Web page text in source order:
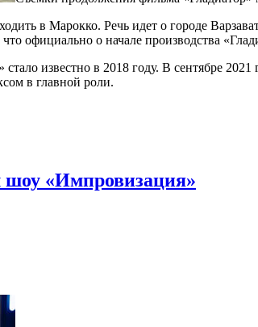
в Марокко. Речь идет о городе
официально о начале производства
известно в 2018 году. В сентябре
в главной роли.
«Импровизация»